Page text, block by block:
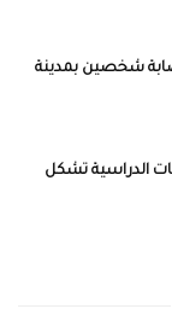
شخصين بمدينة
الدراسية تشكل